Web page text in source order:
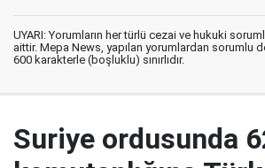
UYARI: Yorumların her türlü cezai ve hukuki
aittir. Mepa News, yapılan yorumlardan sorumlu
600 karakterle (boşluklu) sınırlıdır.
Suriye ordusunda